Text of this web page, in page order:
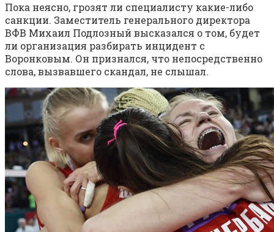
Пока неясно, грозят ли специалисту какие-либо
санкции. Заместитель генерального директора
ВФВ Михаил Подлозный высказался о том, будет
ли организация разбирать инцидент с
Воронковым. Он признался, что непосредственно
слова, вызвавшего скандал, не слышал.